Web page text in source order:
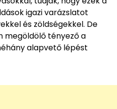
igazi varázslatot
és zöldségekkel. De
megöldölő tényező a
alapvető lépést